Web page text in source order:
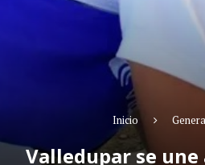
Inicio
Valledupar se une